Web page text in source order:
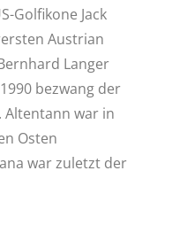
Golfikone Jack
Austrian
Langer
bezwang der
Altentann war in
Osten
war zuletzt der